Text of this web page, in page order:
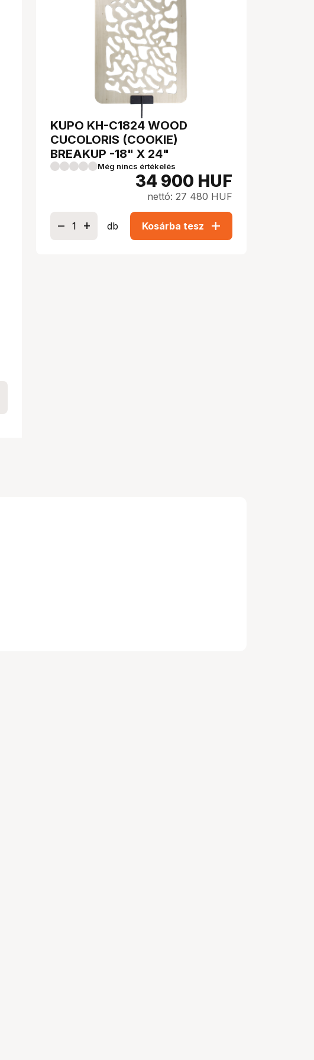
KUPO KH-C1824 WOOD
CUCOLORIS (COOKIE)
BREAKUP -18" X 24"
Még nincs értékelés
34 900 HUF
nettó: 27 480 HUF
db Kosárba tesz add